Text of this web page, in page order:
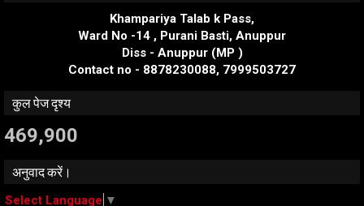
Khampariya Talab k Pass,
Ward No -14 , Purani Basti, Anuppur
Diss - Anuppur (MP )
Contact no - 8878230088, 7999503727
कुल पेज दृश्य
469,900
अनुवाद करें।
Select Language ▼